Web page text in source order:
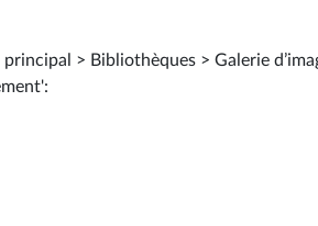
> Bibliothèques > Galerie